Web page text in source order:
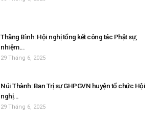
Thăng Bình: Hội nghị tổng kết công tác Phật sự,
nhiệm...
29 Tháng 6, 2025
Núi Thành: Ban Trị sự GHPGVN huyện tổ chức Hội
nghị...
29 Tháng 6, 2025